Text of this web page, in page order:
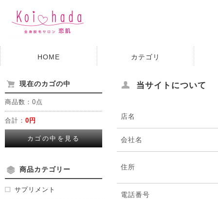
HOME カテゴリ
現在のカゴの中
商品数：0点
合計： 0円
カゴの中を見る
商品カテゴリー
サプリメント
当サイトについて
店名
会社名
住所
電話番号